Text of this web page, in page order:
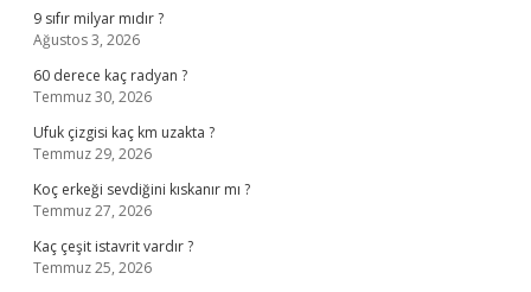
9 sıfır milyar mıdır ?
Ağustos 3, 2026
60 derece kaç radyan ?
Temmuz 30, 2026
Ufuk çizgisi kaç km uzakta ?
Temmuz 29, 2026
Koç erkeği sevdiğini kıskanır mı ?
Temmuz 27, 2026
Kaç çeşit istavrit vardır ?
Temmuz 25, 2026